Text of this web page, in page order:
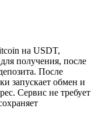
на USDT,
получения, после
После
запускает обмен и
Сервис не требует